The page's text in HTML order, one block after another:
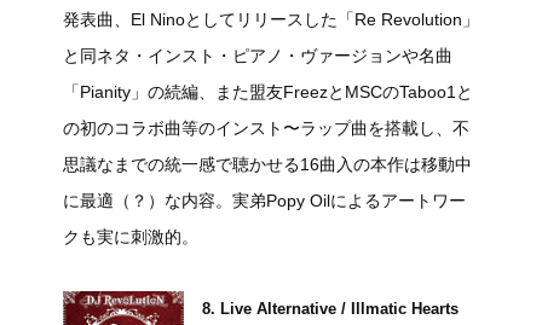
発表曲、El Ninoとしてリリースした「Re Revolution」
と同ネタ・インスト・ピアノ・ヴァージョンや名曲
「Pianity」の続編、また盟友FreezとMSCのTaboo1と
の初のコラボ曲等のインスト〜ラップ曲を搭載し、不
思議なまでの統一感で聴かせる16曲入の本作は移動中
に最適（？）な内容。実弟Popy Oilによるアートワー
クも実に刺激的。
8. Live Alternative / Illmatic Hearts